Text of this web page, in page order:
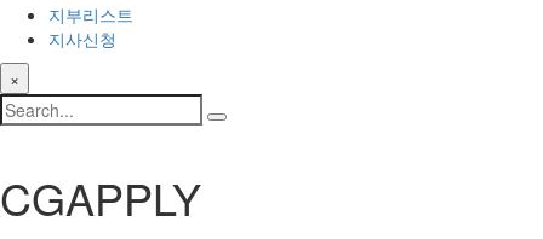
지부리스트
지사신청
×
CGAPPLY